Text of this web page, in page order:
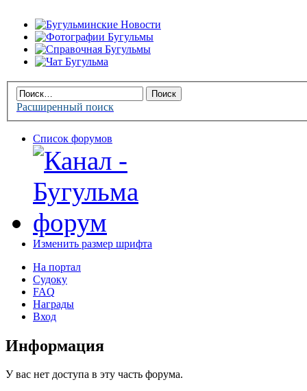
Расширенный поиск
Список форумов
Изменить размер шрифта
На портал
Судоку
FAQ
Награды
Вход
Информация
У вас нет доступа в эту часть форума.